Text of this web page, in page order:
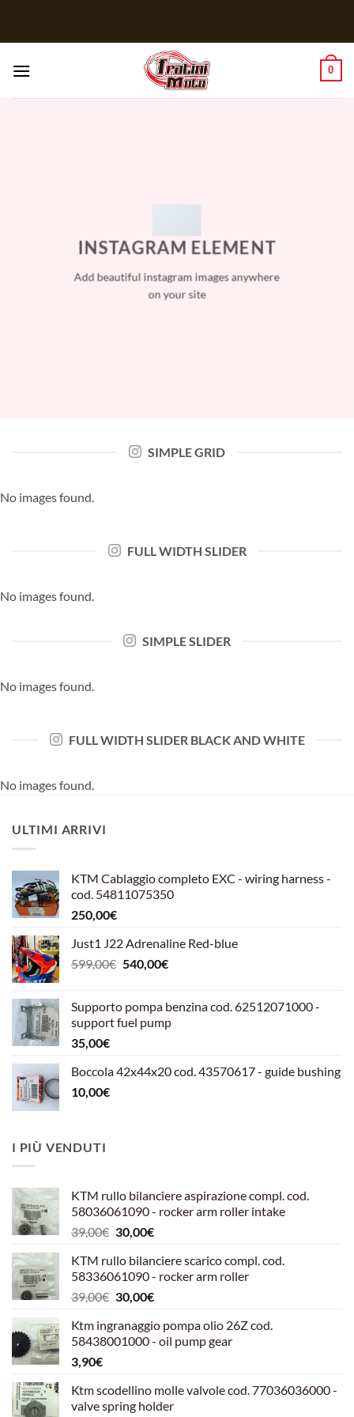
0
INSTAGRAM ELEMENT
Add beautiful instagram images anywhere
on your site
SIMPLE GRID
No images found.
FULL WIDTH SLIDER
No images found.
SIMPLE SLIDER
No images found.
FULL WIDTH SLIDER BLACK AND WHITE
No images found.
ULTIMI ARRIVI
KTM Cablaggio completo EXC - wiring harness -
cod. 54811075350
250,00€
Just1 J22 Adrenaline Red-blue
599,00€ Il
era:
599,00€.
540,00€Il
è:
540,00€.
Supporto pompa benzina cod. 62512071000 -
support fuel pump
35,00€
Boccola 42x44x20 cod. 43570617 - guide bushing
10,00€
I PIÙ VENDUTI
KTM rullo bilanciere aspirazione compl. cod.
58036061090 - rocker arm roller intake
39,00€ Il
originale
era:
39,00€.
30,00€Il
attuale
è:
30,00€.
KTM rullo bilanciere scarico compl. cod.
58336061090 - rocker arm roller
39,00€ Il
originale
era:
30,00€Il
attuale
è:
Ktm ingranaggio pompa olio 26Z cod.
58438001000 - oil pump gear
3,90€
Ktm scodellino molle valvole cod. 77036036000 -
valve spring holder